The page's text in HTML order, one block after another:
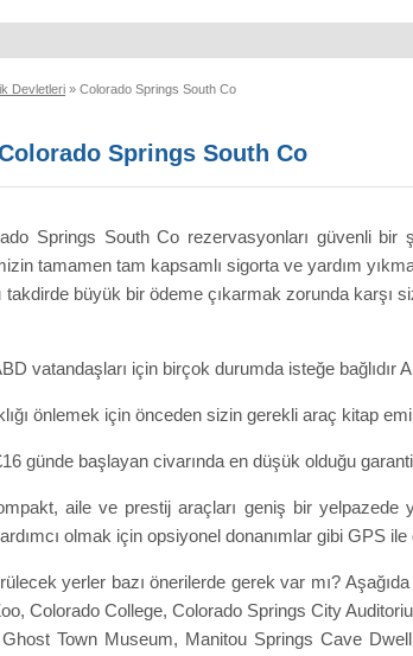
Devletleri » Colorado Springs South Co
Springs South Co
Springs South Co rezervasyonları güvenli
tamamen tam kapsamlı sigorta ve yardım
büyük bir ödeme çıkarmak zorunda
vatandaşları için birçok durumda isteğe bağlıdır
önlemek için önceden sizin gerekli araç kitap
günde başlayan civarında en düşük olduğu
aile ve prestij araçları geniş bir
olmak için opsiyonel donanımlar gibi GPS ile
yerler bazı önerilerde gerek var mı?
Colorado College, Colorado Springs City
Town Museum, Manitou Springs Cave